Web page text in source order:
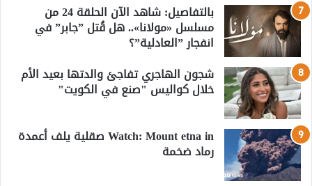
بالتفاصيل: شاهد الآن الحلقة 24 من
مسلسل «مولانا».. هل قُتل ”جابر” في
انفجار ”العادلية”؟
شجون الهاجري تفاجئ والدتها بعيد الأم
خلال كواليس "صنع في الكويت"
Watch: Mount etna in صقلية يلف أعمدة
رماد ضخمة